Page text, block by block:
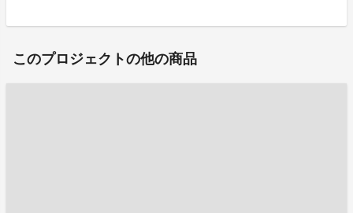
このプロジェクトの他の商品